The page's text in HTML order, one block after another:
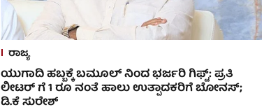
ರಾಜ್ಯ
ಯುಗಾದಿ ಹಬ್ಬಕ್ಕೆ ಬಮೂಲ್ ನಿಂದ ಭರ್ಜರಿ ಗಿಫ್ಟ್: ಪ್ರತಿ
ಲೀಟರ್ ಗೆ 1 ರೂ ನಂತೆ ಹಾಲು ಉತ್ಪಾದಕರಿಗೆ ಬೋನಸ್;
ಡಿ.ಕೆ ಸುರೇಶ್